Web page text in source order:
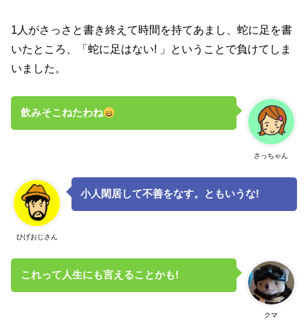
1人がさっさと書き終えて時間を持てあまし、蛇に足を書
いたところ、「蛇に足はない! 」ということで負けてしま
いました。
さっちゃん
飲みそこねたわね
ひげおじさん
小人閑居して不善をなす。ともいうな!
クマ
これって人生にも言えることかも!